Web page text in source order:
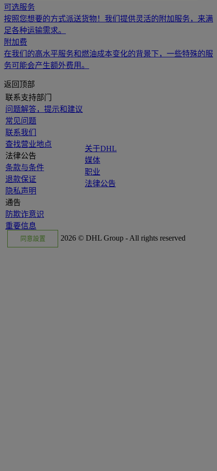
可选服务
按照您想要的方式派送货物！我们提供灵活的附加服务，来满
足各种运输需求。
附加费
在我们的高水平服务和燃油成本变化的背景下，一些特殊的服
务可能会产生额外费用。
返回顶部
联系支持部门
问题解答，提示和建议
常见问题
联系我们
查找营业地点
法律公告
条款与条件
退款保证
隐私声明
通告
防欺诈意识
重要信息
关于DHL
媒体
职业
法律公告
同意設置 2026 © DHL Group - All rights reserved